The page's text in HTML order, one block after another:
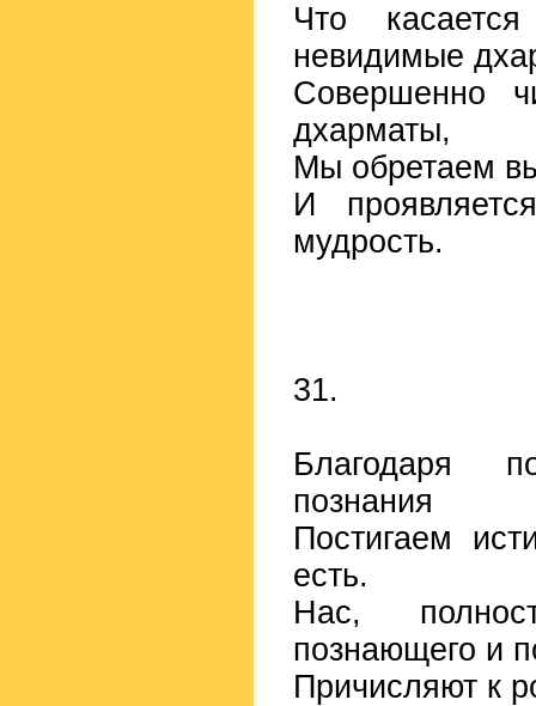
Что
невидимые
Совершенно
дхарматы,
Мы обретаем
И
мудрость.
31.
Благодаря
познания
Постигаем
есть.
Нас,
познающего и
Причисляют к